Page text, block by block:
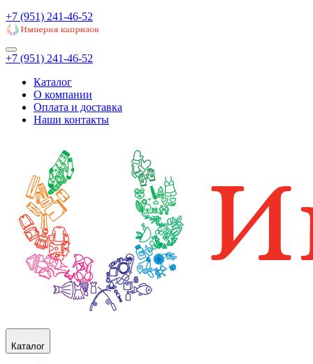
+7 (951) 241-46-52
+7 (951) 241-46-52
Каталог
О компании
Оплата и доставка
Наши контакты
Каталог